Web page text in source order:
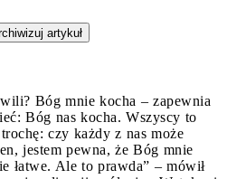
artykuł
Bóg mnie kocha – zapewnia
Bóg nas kocha. Wszyscy to
czy każdy z nas może
jestem pewna, że Bóg mnie
łatwe. Ale to prawda” – mówił